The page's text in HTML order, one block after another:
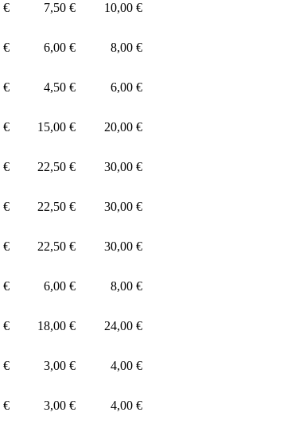
€ 7,50 € 10,00 €
€ 6,00 € 8,00 €
€ 4,50 € 6,00 €
€ 15,00 € 20,00 €
€ 22,50 € 30,00 €
€ 22,50 € 30,00 €
€ 22,50 € 30,00 €
€ 6,00 € 8,00 €
€ 18,00 € 24,00 €
€ 3,00 € 4,00 €
€ 3,00 € 4,00 €